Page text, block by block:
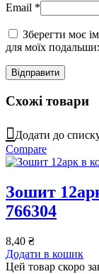
Email *
Зберегти моє
для моїх
Схожі товари
Додати до
Compare
Зошит
766304
8,40 ₴
Додати в кошик
Цей товар скоро